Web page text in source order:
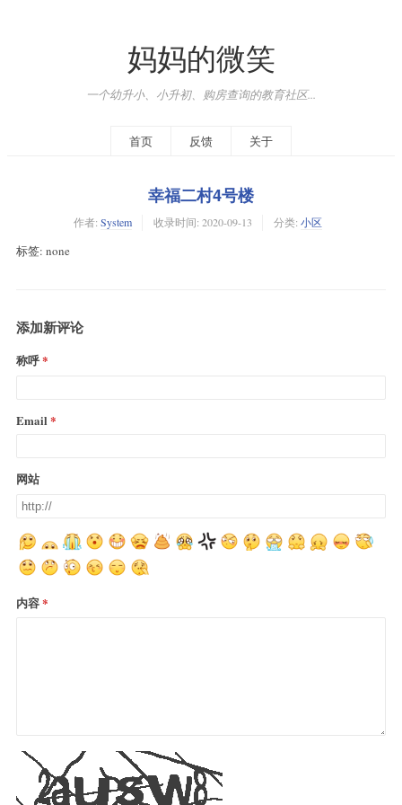
妈妈的微笑
一个幼升小、小升初、购房查询的教育社区...
首页 反馈 关于
幸福二村4号楼
作者: System 收录时间: 2020-09-13 分类: 小区
标签: none
添加新评论
称呼
Email
网站
内容